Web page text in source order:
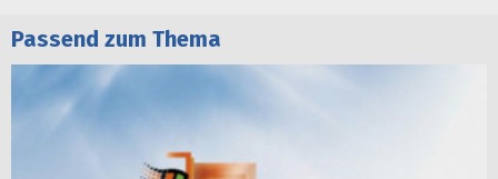
Passend zum Thema